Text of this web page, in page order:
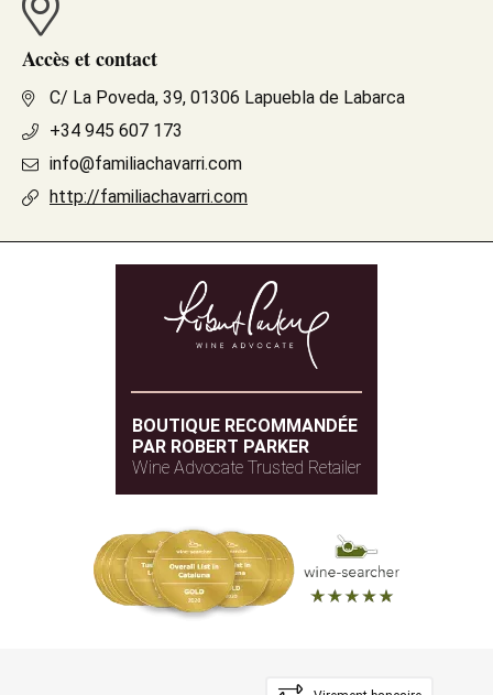
Accès et contact
C/ La Poveda, 39, 01306 Lapuebla de Labarca
+34 945 607 173
info@familiachavarri.com
http://familiachavarri.com
BOUTIQUE RECOMMANDÉE
PAR ROBERT PARKER
Wine Advocate Trusted Retailer